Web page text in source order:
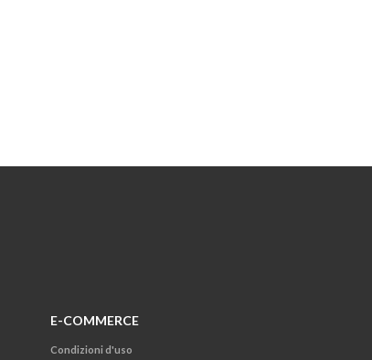
E-COMMERCE
Condizioni d'uso